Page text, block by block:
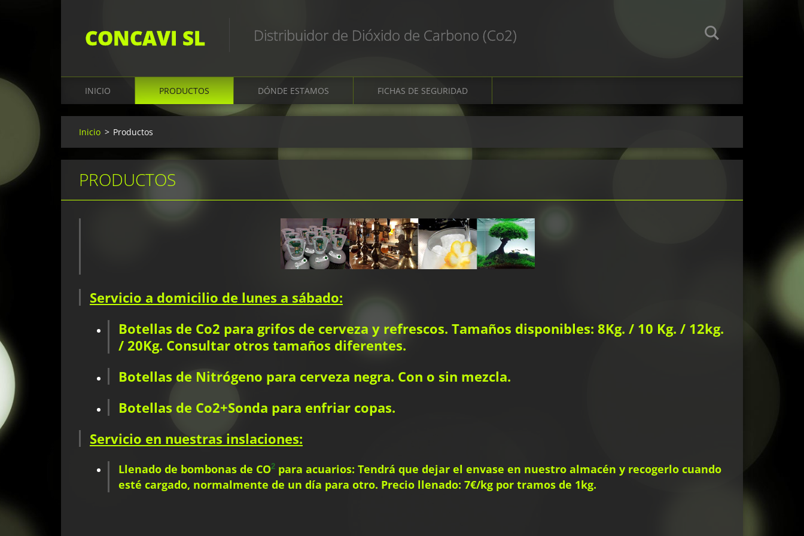
CONCAVI SL Distribuidor de Dióxido de Carbono (Co2)
INICIO PRODUCTOS DÓNDE ESTAMOS FICHAS DE SEGURIDAD
Inicio > Productos
PRODUCTOS
Servicio a domicilio de lunes a sábado:
Botellas de Co2 para grifos de cerveza y refrescos. Tamaños disponibles: 8Kg. / 10 Kg. / 12kg.
/ 20Kg. Consultar otros tamaños diferentes.
Botellas de Nitrógeno para cerveza negra. Con o sin mezcla.
Botellas de Co2+Sonda para enfriar copas.
Servicio en nuestras inslaciones:
Llenado de bombonas de CO2 para acuarios: Tendrá que dejar el envase en nuestro almacén y recogerlo cuando
esté cargado, normalmente de un día para otro. Precio llenado: 7€/kg por tramos de 1kg.